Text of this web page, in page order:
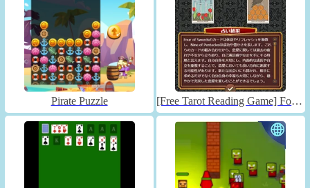
Pirate Puzzle [Free Tarot Reading Game] Fortune Connect